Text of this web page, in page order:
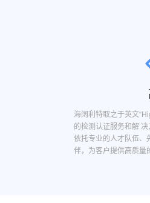
海阔利特取之于英文
的检测认证服务和解
依托专业的人才队伍、
伴，为客户提供高质量